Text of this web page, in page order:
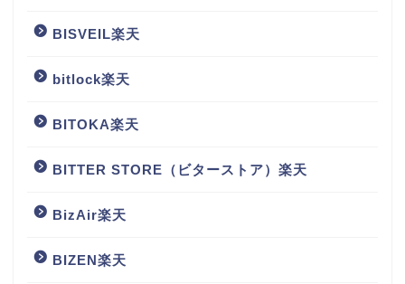
BISVEIL楽天
bitlock楽天
BITOKA楽天
BITTER STORE（ビターストア）楽天
BizAir楽天
BIZEN楽天